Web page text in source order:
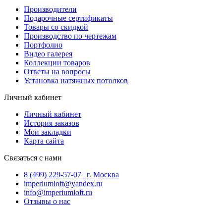
Производители
Подарочные сертификаты
Товары со скидкой
Производство по чертежам
Портфолио
Видео галерея
Коллекции товаров
Ответы на вопросы
Установка натяжных потолков
Личный кабинет
Личный кабинет
История заказов
Мои закладки
Карта сайта
Связаться с нами
8 (499) 229-57-07 | г. Москва
imperiumloft@yandex.ru
info@imperiumloft.ru
Отзывы о нас